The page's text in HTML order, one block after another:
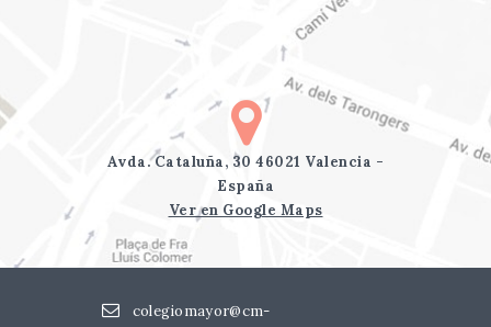
Avda. Cataluña, 30 46021 Valencia -
España
Ver en Google Maps
colegiomayor@cm-